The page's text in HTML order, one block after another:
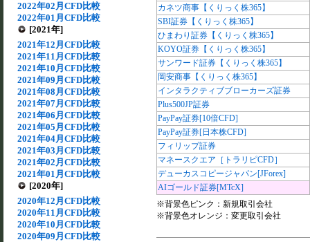
2022年02月CFD比較
2022年01月CFD比較
[2021年]
2021年12月CFD比較
2021年11月CFD比較
2021年10月CFD比較
2021年09月CFD比較
2021年08月CFD比較
2021年07月CFD比較
2021年06月CFD比較
2021年05月CFD比較
2021年04月CFD比較
2021年03月CFD比較
2021年02月CFD比較
2021年01月CFD比較
[2020年]
2020年12月CFD比較
2020年11月CFD比較
2020年10月CFD比較
2020年09月CFD比較
カネツ商事【くりっく株365】
SBI証券【くりっく株365】
ひまわり証券【くりっく株365】
KOYO証券【くりっく株365】
サンワード証券【くりっく株365】
岡安商事【くりっく株365】
インタラクティブブローカーズ証券
Plus500JP証券
PayPay証券[10倍CFD]
PayPay証券[日本株CFD]
フィリップ証券
マネースクエア［トラリピCFD］
デューカスコピージャパン[JForex]
AIゴールド証券[MTcX]
※背景色ピンク：新規取引会社
※背景色オレンジ：変更取引会社